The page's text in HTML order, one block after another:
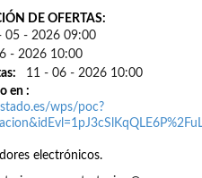
DE OFERTAS
05 - 2026 09:00
- 2026 10:00
11 - 06 - 2026 10:00
en
wps/poc?
electrónicos.